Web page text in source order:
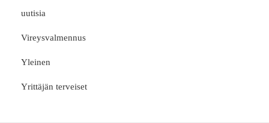
uutisia
Vireysvalmennus
Yleinen
Yrittäjän terveiset